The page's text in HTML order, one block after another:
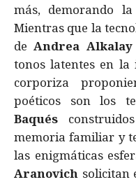
más, demorando
Mientras que la
deAndrea Alkalay
tonos latentes en la
corporiza
poéticos son los
Baqués
memoria familiar y
las enigmáticas
Aranovich solicitan